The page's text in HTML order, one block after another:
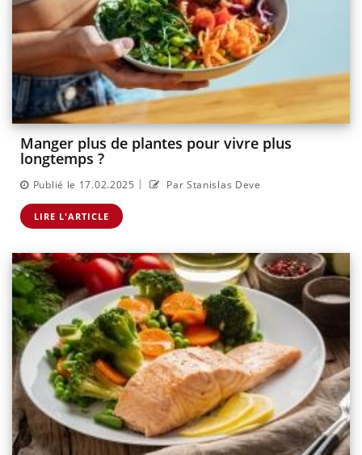
Manger plus de plantes pour vivre plus
longtemps ?
Publié le 17.02.2025 | Par Stanislas Deve
LIRE L'ARTICLE